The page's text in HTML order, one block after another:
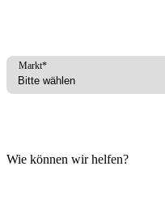
Markt*
Wie können wir helfen?